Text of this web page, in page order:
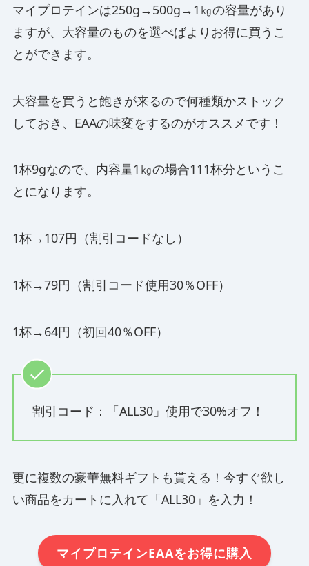
マイプロテインは250g→500g→1㎏の容量があり
ますが、大容量のものを選べばよりお得に買うこ
とができます。
大容量を買うと飽きが来るので何種類かストック
しておき、EAAの味変をするのがオススメです！
1杯9gなので、内容量1㎏の場合111杯分というこ
とになります。
1杯→107円（割引コードなし）
1杯→79円（割引コード使用30％OFF）
1杯→64円（初回40％OFF）
割引コード：「ALL30」使用で30%オフ！
更に複数の豪華無料ギフトも貰える！今すぐ欲し
い商品をカートに入れて「ALL30」を入力！
マイプロテインEAAをお得に購入